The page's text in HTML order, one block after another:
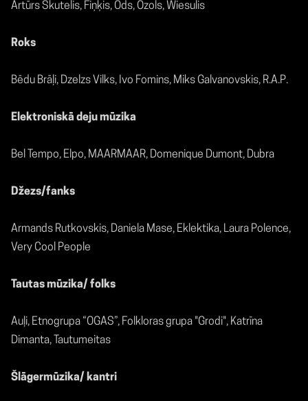
Artūrs Skutelis, Fiņķis, Ods, Ozols, Wiesulis
Roks
Bēdu Brāļi, Dzelzs Vilks, Ivo Fomins, Miks Galvanovskis, R.A.P.
Elektroniskā deju mūzika
Bel Tempo, Elpo, MAARMAAR, Domenique Dumont, Dubra
Džezs/fanks
Armands Rutkovskis, Daniela Mase, Eklektika, Laura Polence,
Very Cool People
Tautas mūzika/ folks
Auļi, Etnogrupa “OGAS”, Folkloras grupa "Grodi", Katrīna
Dimanta, Tautumeitas
Šlāgermūzika/ kantri